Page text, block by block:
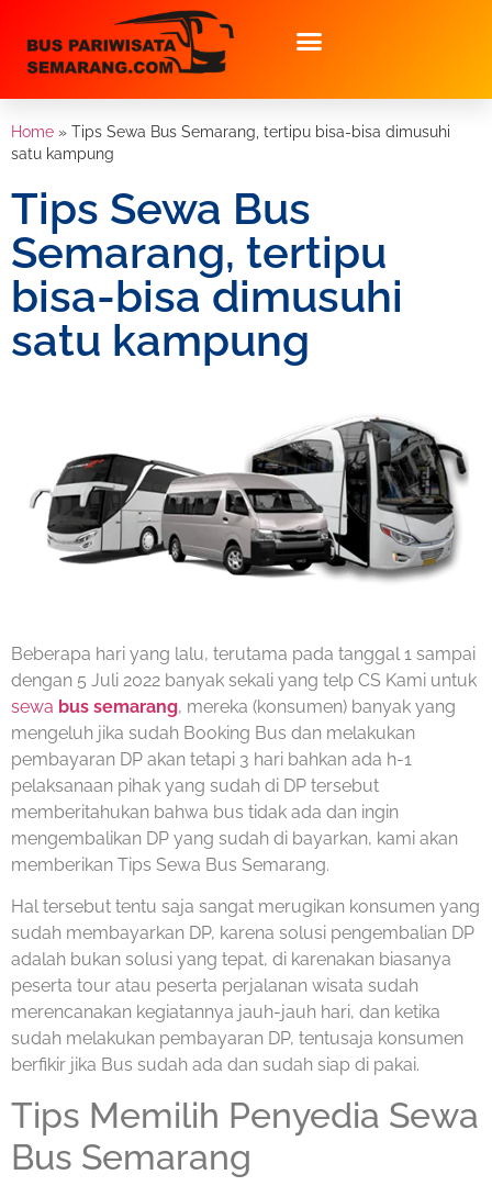
Home » Tips Sewa Bus Semarang, tertipu bisa-bisa dimusuhi
satu kampung
Tips Sewa Bus
Semarang, tertipu
bisa-bisa dimusuhi
satu kampung
Beberapa hari yang lalu, terutama pada tanggal 1 sampai
dengan 5 Juli 2022 banyak sekali yang telp CS Kami untuk
sewa bus semarang, mereka (konsumen) banyak yang
mengeluh jika sudah Booking Bus dan melakukan
pembayaran DP akan tetapi 3 hari bahkan ada h-1
pelaksanaan pihak yang sudah di DP tersebut
memberitahukan bahwa bus tidak ada dan ingin
mengembalikan DP yang sudah di bayarkan, kami akan
memberikan Tips Sewa Bus Semarang.
Hal tersebut tentu saja sangat merugikan konsumen yang
sudah membayarkan DP, karena solusi pengembalian DP
adalah bukan solusi yang tepat, di karenakan biasanya
peserta tour atau peserta perjalanan wisata sudah
merencanakan kegiatannya jauh-jauh hari, dan ketika
sudah melakukan pembayaran DP, tentusaja konsumen
berfikir jika Bus sudah ada dan sudah siap di pakai.
Tips Memilih Penyedia Sewa
Bus Semarang